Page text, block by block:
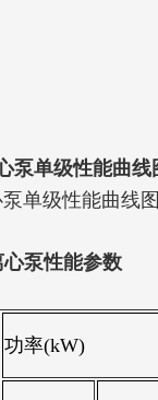
泵单级性能曲线
心泵性能参数
功率(kW)